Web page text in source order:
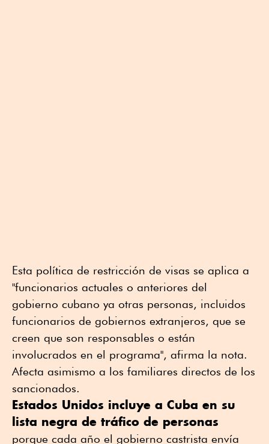
Esta política de restricción de visas se aplica a
"funcionarios actuales o anteriores del
gobierno cubano ya otras personas, incluidos
funcionarios de gobiernos extranjeros, que se
creen que son responsables o están
involucrados en el programa", afirma la nota.
Afecta asimismo a los familiares directos de los
sancionados.
Estados Unidos incluye a Cuba en su
lista negra de tráfico de personas
porque cada año el gobierno castrista envía